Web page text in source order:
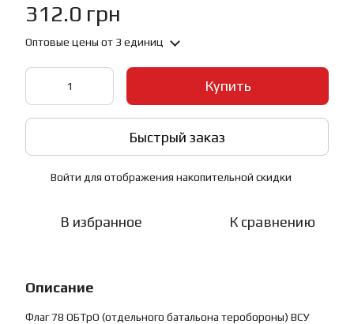
312.0 грн
Оптовые цены от 3 единиц
Купить
Быстрый заказ
Войти для отображения накопительной скидки
В избранное К сравнению
Описание
Флаг 78 ОБТрО (отдельного батальона теробороны) ВСУ